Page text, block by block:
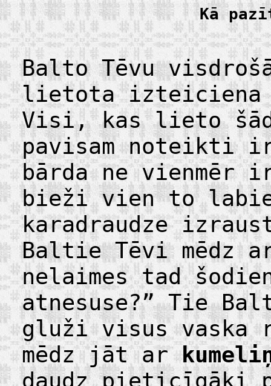
Kā
Balto Tēvu
lietota izteiciena
Visi, kas lieto
pavisam noteikti
bārda ne vienmēr
bieži vien to
karadraudze
Baltie Tēvi mēdz
nelaimes tad
atnesuse?” Tie
gluži visus
mēdz jāt ar